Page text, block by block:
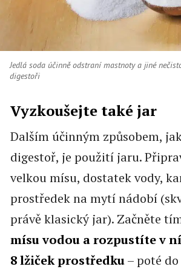
Jedlá soda účinně odstraní mastnoty a jiné
digestoři
Vyzkoušejte také jar
Dalším účinným způsobem,
digestoř, je použití jaru.
velkou mísu, dostatek vody,
prostředek na mytí nádobí
právě klasický jar). Začněte
mísu vodou arozpustíte v
8 lžiček prostředku– poté